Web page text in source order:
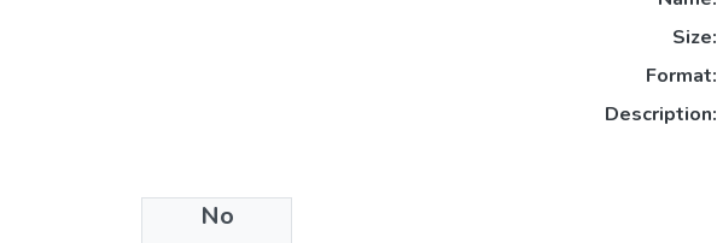
No
Size:
Format:
Description:
Collections